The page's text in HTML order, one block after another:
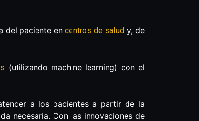
del paciente en centros de salud y, de
(utilizando machine learning) con el
a los pacientes a partir de la
necesaria. Con las innovaciones de